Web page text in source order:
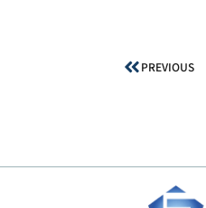
PREVIOUS